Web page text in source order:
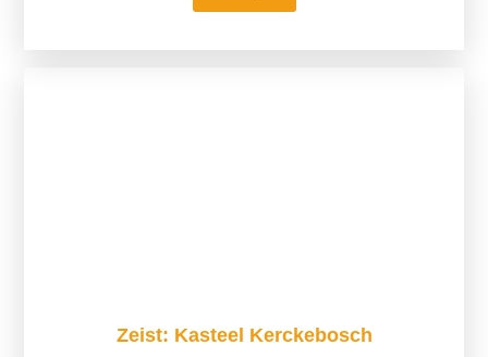
Zeist: Kasteel Kerckebosch